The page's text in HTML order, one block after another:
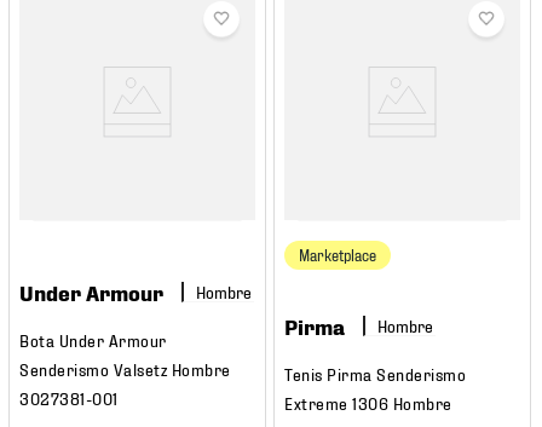
Under Armour Hombre
Bota Under Armour
Senderismo Valsetz Hombre
3027381-001
Marketplace
Pirma Hombre
Tenis Pirma Senderismo
Extreme 1306 Hombre